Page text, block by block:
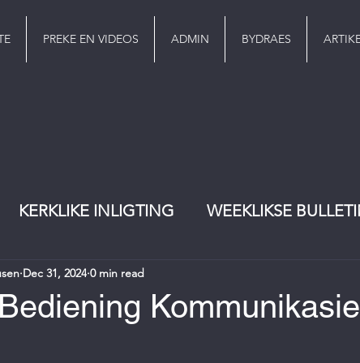
PREKE EN VIDEOS ADMIN BYDRAES
KERKLIKE INLIGTING WEEKLIKSE
EREDIENS
Kommunikasie
Dec 31, 2024 0 min read
of 5 stars.